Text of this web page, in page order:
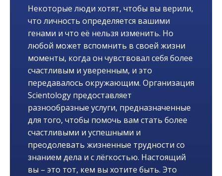
Некоторые люди хотят, чтобы вы верили,
что личность определяется вашими
генами и что её нельзя изменить. Но
любой может вспомнить в своей жизни
моменты, когда он чувствовал себя более
счастливым и уверенным, и это
передавалось окружающим. Организация
Scientology предоставляет
разнообразные услуги, предназначенные
для того, чтобы помочь вам стать более
счастливыми и успешными и
преодолевать жизненные трудности со
знанием дела и с лёгкостью. Настоящий
вы – это тот, кем вы хотите быть. Это